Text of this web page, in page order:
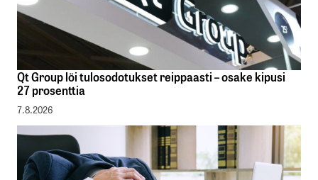
Qt Group löi tulosodotukset reippaasti – osake kipusi
27 prosenttia
7.8.2026